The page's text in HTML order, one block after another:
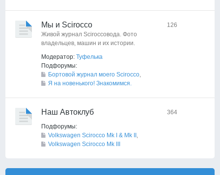
Мы и Scirocco
Живой журнал Sciroccoвода. Фото
владельцев, машин и их истории.
Модератор: Туфелька
Подфорумы:
Бортовой журнал моего Scirocco,
Я на новенького! Знакомимся.
126
Наш Автоклуб
Подфорумы:
Volkswagen Scirocco Mk I & Mk II ,
Volkswagen Scirocco Mk III
364